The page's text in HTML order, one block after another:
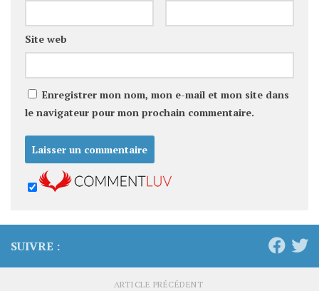
Site web
Enregistrer mon nom, mon e-mail et mon site dans
le navigateur pour mon prochain commentaire.
SUIVRE :
ARTICLE PRÉCÉDENT